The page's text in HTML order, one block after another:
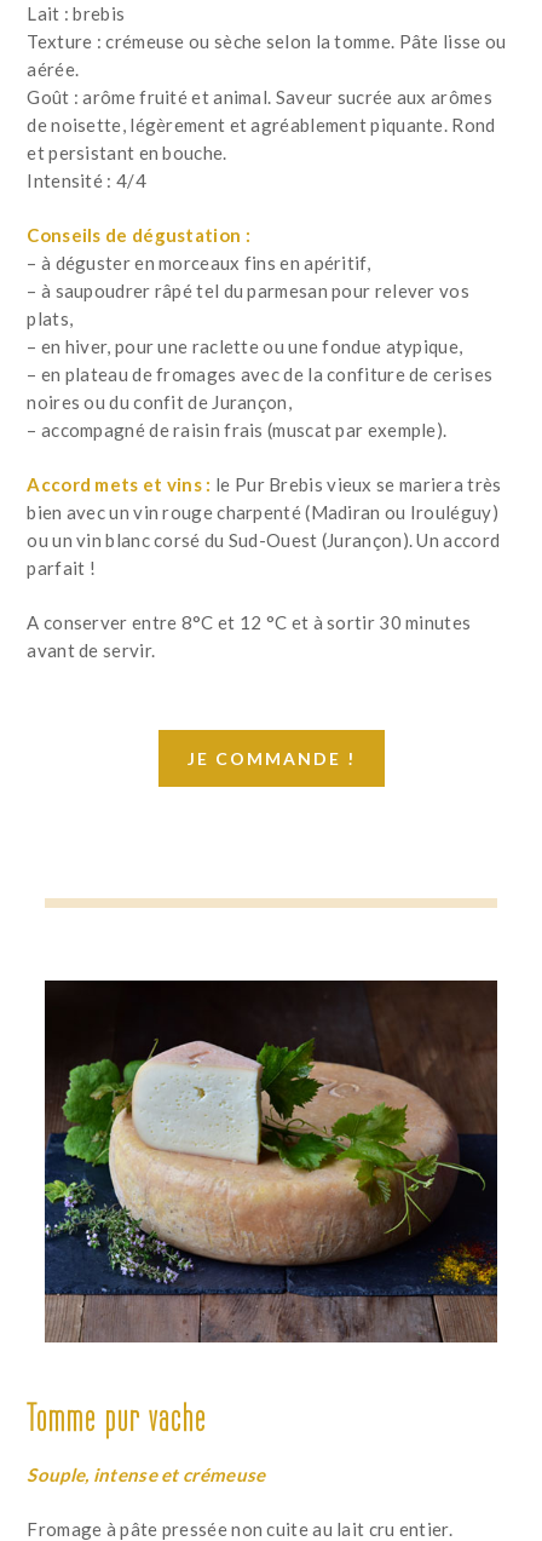
Lait : brebis
Texture : crémeuse ou sèche selon la tomme. Pâte lisse ou
aérée.
Goût : arôme fruité et animal. Saveur sucrée aux arômes
de noisette, légèrement et agréablement piquante. Rond
et persistant en bouche.
Intensité : 4/4
Conseils de dégustation :
– à déguster en morceaux fins en apéritif,
– à saupoudrer râpé tel du parmesan pour relever vos
plats,
– en hiver, pour une raclette ou une fondue atypique,
– en plateau de fromages avec de la confiture de cerises
noires ou du confit de Jurançon,
– accompagné de raisin frais (muscat par exemple).
Accord mets et vins : le Pur Brebis vieux se mariera très
bien avec un vin rouge charpenté (Madiran ou Irouléguy)
ou un vin blanc corsé du Sud-Ouest (Jurançon). Un accord
parfait !
A conserver entre 8°C et 12 °C et à sortir 30 minutes
avant de servir.
JE COMMANDE !
Tomme pur vache
Souple, intense et crémeuse
Fromage à pâte pressée non cuite au lait cru entier.